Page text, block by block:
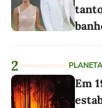
2 PLANETA
Em